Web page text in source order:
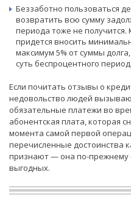
Беззаботно пользоваться
возвратить всю сумму
периода тоже не
придется вносить
максимум 5% от суммы
суть беспроцентного
Если почитать отзывы о
недовольство людей
обязательные платежи во
абонентская плата, которая
момента самой первой
перечисленные достоинства
признают — она по-прежнему
выгодных.